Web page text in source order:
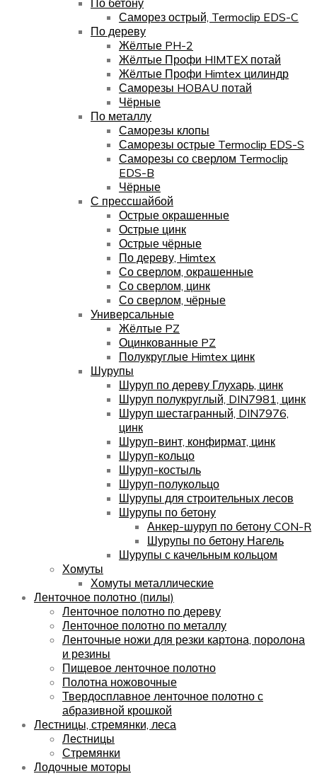
Саморез острый, Termoclip EDS-C
По дереву
Жёлтые PH-2
Жёлтые Профи HIMTEX потай
Жёлтые Профи Himtex цилиндр
Саморезы HOBAU потай
Чёрные
По металлу
Саморезы клопы
Саморезы острые Termoclip EDS-S
Саморезы со сверлом Termoclip
EDS-B
Чёрные
С прессшайбой
Острые окрашенные
Острые цинк
Острые чёрные
По дереву, Himtex
Со сверлом, окрашенные
Со сверлом, цинк
Со сверлом, чёрные
Универсальные
Жёлтые PZ
Оцинкованные PZ
Полукруглые Himtex цинк
Шурупы
Шуруп по дереву Глухарь, цинк
Шуруп полукруглый, DIN7981, цинк
Шуруп шестагранный, DIN7976,
цинк
Шуруп-винт, конфирмат, цинк
Шуруп-кольцо
Шуруп-костыль
Шуруп-полукольцо
Шурупы для строительных лесов
Шурупы по бетону
Анкер-шуруп по бетону CON-R
Шурупы по бетону Нагель
Шурупы с качельным кольцом
Хомуты
Хомуты металлические
Ленточное полотно (пилы)
Ленточное полотно по дереву
Ленточное полотно по металлу
Ленточные ножи для резки картона, поролона
и резины
Пищевое ленточное полотно
Полотна ножовочные
Твердосплавное ленточное полотно с
абразивной крошкой
Лестницы, стремянки, леса
Лестницы
Стремянки
Лодочные моторы